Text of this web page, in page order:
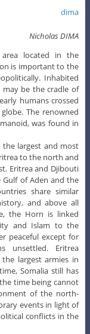
Nicholas DIMA
located in the
is important to the
Inhabited
be the cradle of
humans crossed
The renowned
was found in
largest and most
to the north and
Eritrea and Djibouti
Gulf of Aden and the
share similar
and above all
the Horn is linked
and Islam to the
peaceful except for
unsettled. Eritrea
largest armies in
Somalia still has
time being cannot
of the north-
events in light of
conflicts in the